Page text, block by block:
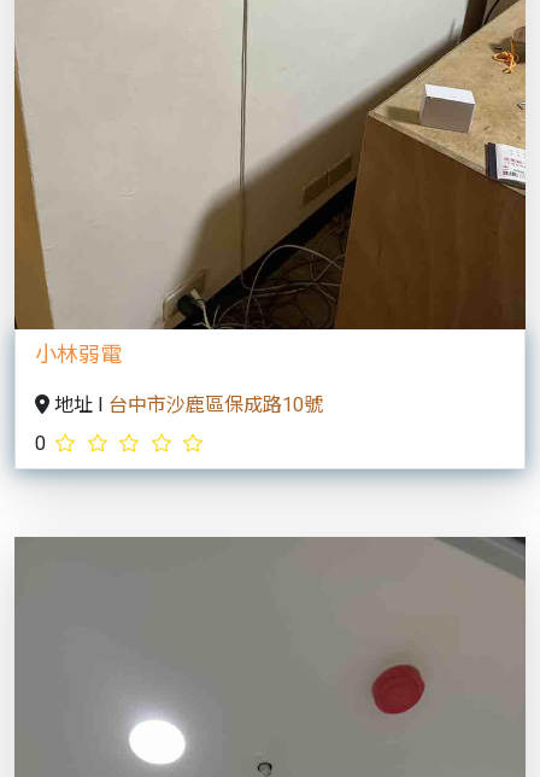
台中市沙鹿區保成路10號
Previous
台中市神岡區圳岸路10號